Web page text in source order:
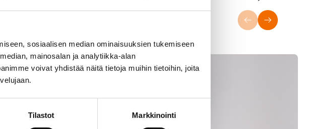
sosiaalisen median ominaisuuksien tukemiseen
mainosalan ja analytiikka-alan
voivat yhdistää näitä tietoja muihin tietoihin, joita
Tilastot Markkinointi